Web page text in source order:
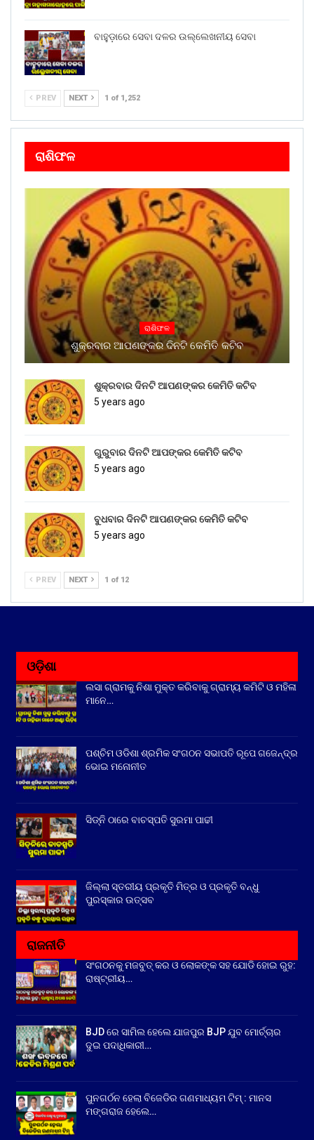
WhatsAppବାହୁଡ଼ାରେ ସେବା ଦଳର ଉଲ୍ଲେଖନୀୟ ସେବା
PREV NEXT 1 of 1,252
ରାଶିଫଳ
ରାଶିଫଳ
ଶୁକ୍ରବାର ଆପଣଙ୍କର ଦିନଟି କେମିତି କଟିବ
ଶୁକ୍ରବାର ଦିନଟି ଆପଣଙ୍କର କେମିତି କଟିବ
5 years ago
ଗୁରୁବାର ଦିନଟି ଆପଙ୍କର କେମିତି କଟିବ
5 years ago
ବୁଧବାର ଦିନଟି ଆପଣଙ୍କର କେମିତି କଟିବ
5 years ago
PREV NEXT 1 of 12
ଓଡ଼ିଶା
ଲସା ଗ୍ରାମକୁ ନିଶା ମୁକ୍ତ କରିବାକୁ ଗ୍ରାମ୍ୟ କମିଟି ଓ ମହିଳା
ମାନେ…
ପଶ୍ଚିମ ଓଡିଶା ଶ୍ରମିକ ସଂଗଠନ ସଭାପତି ରୂପେ ଗଜେନ୍ଦ୍ର
ଭୋଇ ମନୋନୀତ
ସିଡ୍‌ନି ଠାରେ ବାଚସ୍ପତି ସୁରମା ପାଢୀ
ଜିଲ୍ଲା ସ୍ତରୀୟ ପ୍ରକୃତି ମିତ୍ର ଓ ପ୍ରକୃତି ବନ୍ଧୁ
ପୁରସ୍କାର ଉତ୍ସବ
ରାଜନୀତି
ସଂଗଠନକୁ ମଜବୁତ୍ କର ଓ ଲୋକଙ୍କ ସହ ଯୋଡି ହୋଇ ରୁହ:
ରାଷ୍ଟ୍ରୀୟ…
BJD ରେ ସାମିଲ ହେଲେ ଯାଜପୁର BJP ଯୁବ ମୋର୍ଚ୍ଚାର
ଦୁଇ ପଦାଧିକାରୀ…
ପୁନଗର୍ଠନ ହେଲା ବିଜେଡିର ଗଣମାଧ୍ୟମ ଟିମ୍ : ମାନସ
ମଙ୍ଗରାଜ ହେଲେ…